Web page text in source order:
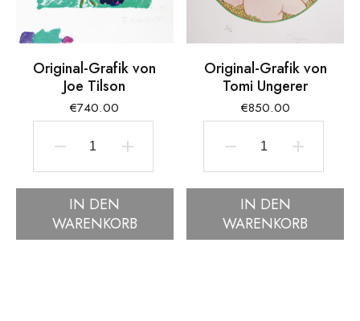
Original-Grafik von
Joe Tilson
€740.00
Original-
Grafik
von
Joe
IN DEN
WARENKORB
Original-Grafik von
Tomi Ungerer
€850.00
Original-
Grafik
von
Tomi
IN DEN
WARENKORB